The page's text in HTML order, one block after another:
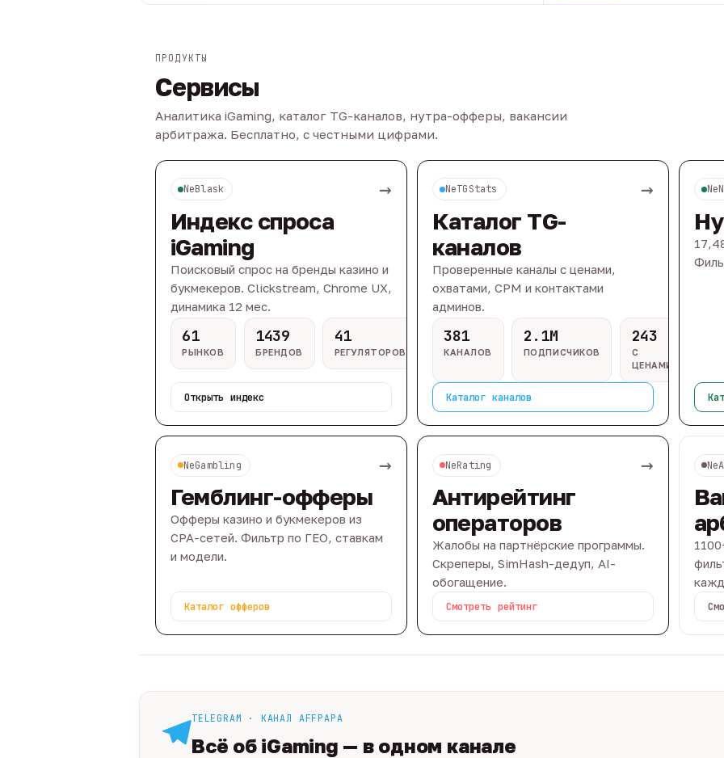
ПРОДУКТЫ
Сервисы
Аналитика iGaming, каталог TG-каналов, нутра-офферы, вакансии
арбитража. Бесплатно, с честными цифрами.
NeBlask →
Индекс спроса
iGaming
Поисковый спрос на бренды казино и
букмекеров. Clickstream, Chrome UX,
динамика 12 мес.
61
РЫНКОВ
1439
БРЕНДОВ
41
РЕГУЛЯТОРОВ
Открыть индекс
NeTGStats →
Каталог TG-
каналов
Проверенные каналы с ценами,
охватами, CPM и контактами
админов.
381
КАНАЛОВ
2.1M
ПОДПИСЧИКОВ
243
С
ЦЕНАМИ
Каталог каналов
NeGambling →
Гемблинг-офферы
Офферы казино и букмекеров из
CPA-сетей. Фильтр по ГЕО, ставкам
и модели.
Каталог офферов
NeRating →
Антирейтинг
операторов
Жалобы на партнёрские программы.
Скреперы, SimHash-дедуп, AI-
обогащение.
Смотреть рейтинг
TELEGRAM · КАНАЛ AFFPAPA
Всё об iGaming — в одном канале